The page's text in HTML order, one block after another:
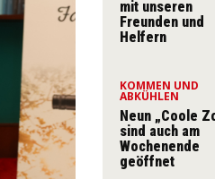
mit unseren
Freunden und
Helfern
KOMMEN UND
ABKÜHLEN
Neun „Coole
sind auch am
Wochenende
geöffnet